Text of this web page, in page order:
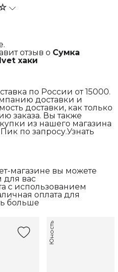
отзыв о Сумка
хаки
по России от 15000.
доставки и
доставки, как только
заказа. Вы также
из нашего магазина
по запросу.Узнать
магазине вы можете
для вас
с использованием
оплата для
больше
Юность